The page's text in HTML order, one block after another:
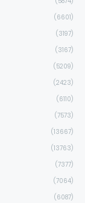
(6601)
(3197)
(3167)
(5209)
(2423)
(6110)
(7573)
(13667)
(13763)
(7377)
(7064)
(6087)